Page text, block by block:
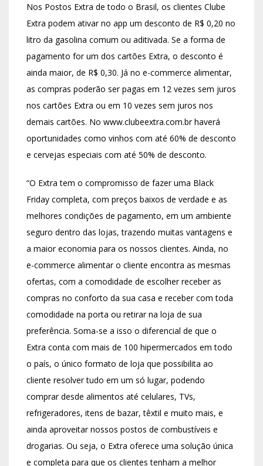
Nos Postos Extra de todo o Brasil, os clientes Clube
Extra podem ativar no app um desconto de R$ 0,20 no
litro da gasolina comum ou aditivada. Se a forma de
pagamento for um dos cartões Extra, o desconto é
ainda maior, de R$ 0,30. Já no e-commerce alimentar,
as compras poderão ser pagas em 12 vezes sem juros
nos cartões Extra ou em 10 vezes sem juros nos
demais cartões. No www.clubeextra.com.br haverá
oportunidades como vinhos com até 60% de desconto
e cervejas especiais com até 50% de desconto.
“O Extra tem o compromisso de fazer uma Black
Friday completa, com preços baixos de verdade e as
melhores condições de pagamento, em um ambiente
seguro dentro das lojas, trazendo muitas vantagens e
a maior economia para os nossos clientes. Ainda, no
e-commerce alimentar o cliente encontra as mesmas
ofertas, com a comodidade de escolher receber as
compras no conforto da sua casa e receber com toda
comodidade na porta ou retirar na loja de sua
preferência. Soma-se a isso o diferencial de que o
Extra conta com mais de 100 hipermercados em todo
o país, o único formato de loja que possibilita ao
cliente resolver tudo em um só lugar, podendo
comprar desde alimentos até celulares, TVs,
refrigeradores, itens de bazar, têxtil e muito mais, e
ainda aproveitar nossos postos de combustíveis e
drogarias. Ou seja, o Extra oferece uma solução única
e completa para que os clientes tenham a melhor